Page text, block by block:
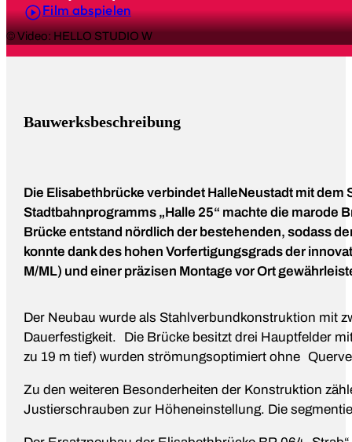
Film abspielen
© Video: HELLO STUDIO W
Bauwerksbeschreibung
Die Elisabethbrücke verbindet HalleNeustadt mit
Stadtbahnprogramms „Halle 25“ machte die marode
Brücke entstand nördlich der bestehenden, sodass
konnte dank des hohen Vorfertigungsgrads der
M/ML) und einer präzisen Montage vor Ort
Der Neubau wurde als Stahlverbundkonstruktion mit
Dauerfestigkeit. Die Brücke besitzt drei Hauptfelder
zu 19 m tief) wurden strömungsoptimiert ohne
Zu den weiteren Besonderheiten der Konstruktion
Justierschrauben zur Höheneinstellung. Die